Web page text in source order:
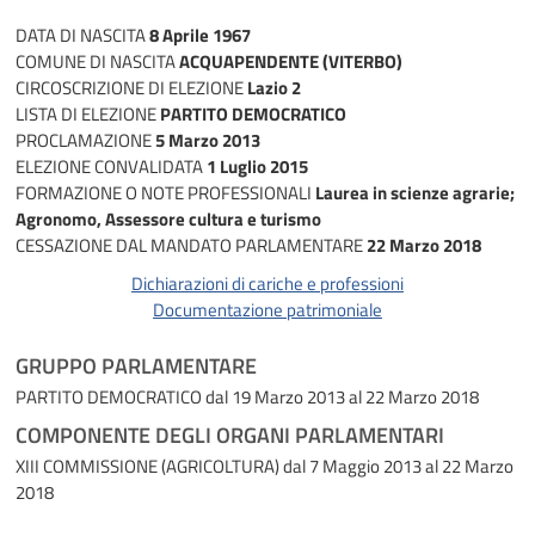
DATA DI NASCITA8 Aprile 1967
COMUNE DI NASCITAACQUAPENDENTE (VITERBO)
CIRCOSCRIZIONE DI ELEZIONELazio 2
LISTA DI ELEZIONEPARTITO DEMOCRATICO
PROCLAMAZIONE5 Marzo 2013
ELEZIONE CONVALIDATA1 Luglio 2015
FORMAZIONE O NOTE PROFESSIONALI Laurea in scienze agrarie;
Agronomo, Assessore cultura e turismo
CESSAZIONE DAL MANDATO PARLAMENTARE22 Marzo 2018
Dichiarazioni di cariche e professioni
Documentazione patrimoniale
GRUPPO PARLAMENTARE
PARTITO DEMOCRATICOdal 19 Marzo 2013 al 22 Marzo 2018
COMPONENTE DEGLI ORGANI PARLAMENTARI
XIII COMMISSIONE (AGRICOLTURA)dal 7 Maggio 2013 al 22 Marzo
2018